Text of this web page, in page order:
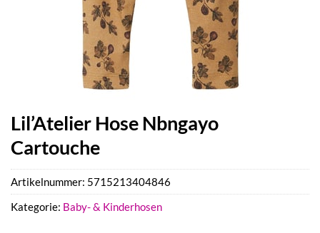
Lil’Atelier Hose Nbngayo
Cartouche
Artikelnummer: 5715213404846
Kategorie: Baby- & Kinderhosen